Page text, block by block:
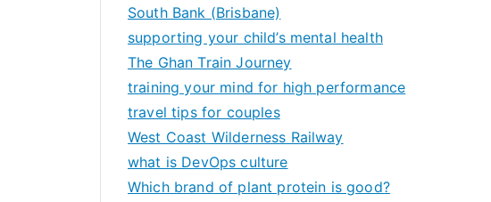
South Bank (Brisbane)
supporting your child’s mental health
The Ghan Train Journey
training your mind for high performance
travel tips for couples
West Coast Wilderness Railway
what is DevOps culture
Which brand of plant protein is good?